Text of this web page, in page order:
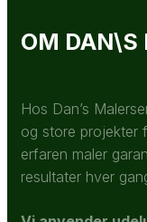
OM DAN\S
Hos Dan’s
og store projekter
erfaren maler
resultater hver